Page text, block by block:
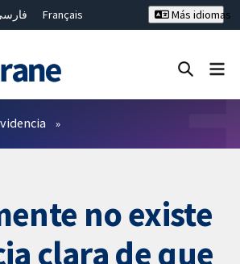
Français
繁體中文
Más idiomas
no existe
clara de que